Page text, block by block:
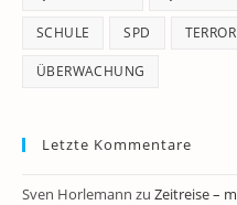
SCHULE SPD TERROR
ÜBERWACHUNG
Letzte Kommentare
Sven Horlemann zu Zeitreise –